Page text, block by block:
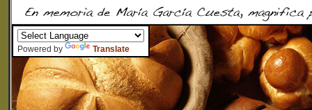
Powered by Translate